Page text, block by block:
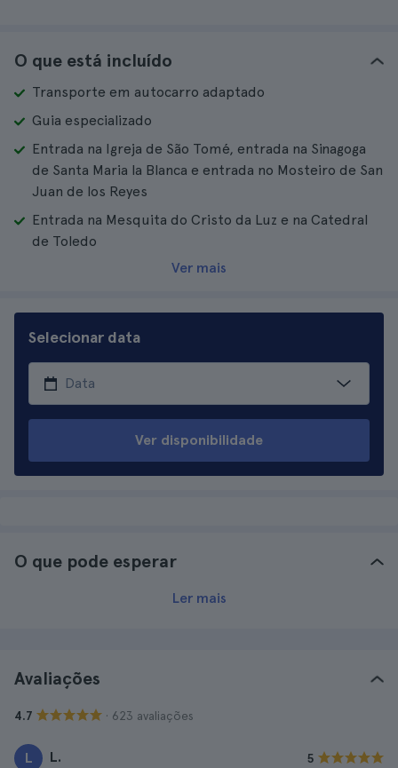
O que está incluído
Transporte em autocarro adaptado
Guia especializado
Entrada na Igreja de São Tomé, entrada na Sinagoga
de Santa Maria la Blanca e entrada no Mosteiro de San
Juan de los Reyes
Entrada na Mesquita do Cristo da Luz e na Catedral
de Toledo
Ver mais
Selecionar data
Ver disponibilidade
O que pode esperar
Ler mais
Avaliações
4.7 · 623 avaliações
L L. 5